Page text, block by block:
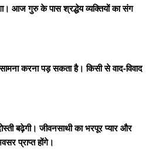
आज गुरु के पास श्रद्धेय व्यक्तियों का संग
करना पड़ सकता है। किसी से वाद-विवाद
बढ़ेगी। जीवनसाथी का भरपूर प्यार और
प्राप्त होंगे।